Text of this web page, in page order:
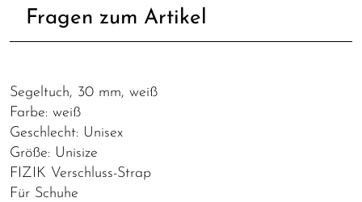
Fragen zum Artikel
Segeltuch, 30 mm, weiß
Farbe: weiß
Geschlecht: Unisex
Größe: Unisize
FIZIK Verschluss-Strap
Für Schuhe